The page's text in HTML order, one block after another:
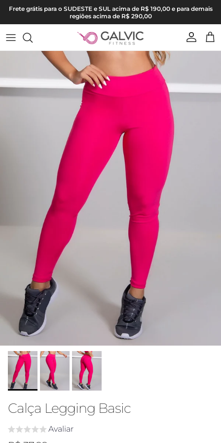
Pular para o conteúdo
Frete grátis para o SUDESTE e SUL acima de R$ 190,00 e para demais
regiões acima de R$ 290,00
Conta
Pular para as informações do produto
Calça Legging Basic
Avaliar